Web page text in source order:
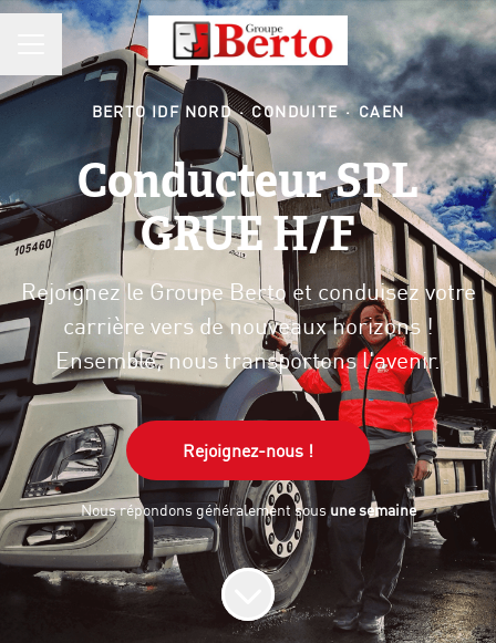
MENU CARRIÈRE
BERTO IDF NORD · CONDUITE · CAEN
Conducteur SPL
GRUE H/F
Rejoignez le Groupe Berto et conduisez votre
carrière vers de nouveaux horizons !
Ensemble, nous transportons l'avenir.
Rejoignez-nous !
Nous répondons généralement sousune semaine